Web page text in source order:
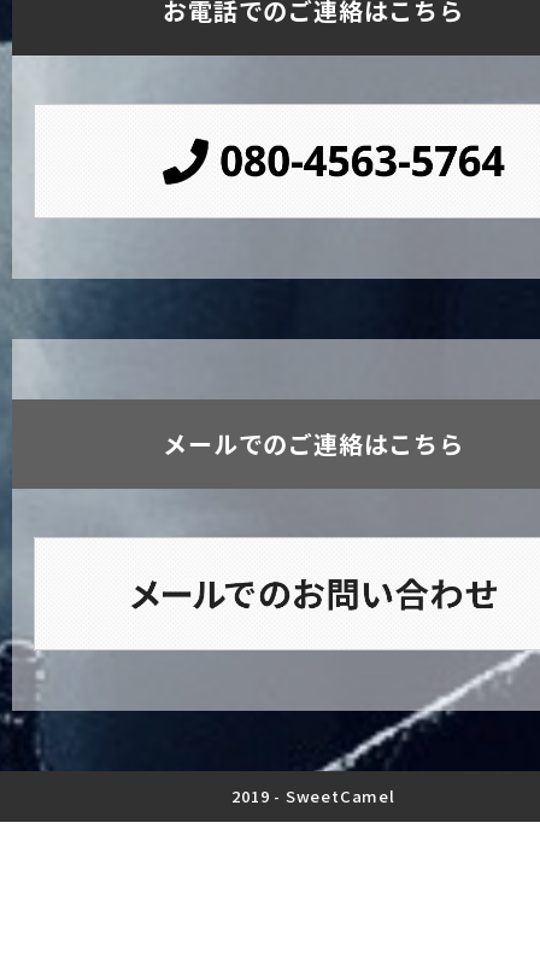
お電話でのご連絡はこちら
メールでのご連絡はこちら
2019 - SweetCamel